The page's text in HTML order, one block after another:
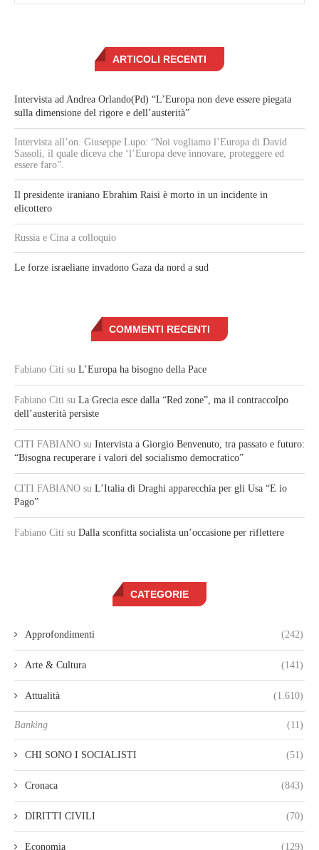
ARTICOLI RECENTI
Intervista ad Andrea Orlando(Pd) “L’Europa non deve essere piegata
sulla dimensione del rigore e dell’austerità”
Intervista all’on. Giuseppe Lupo: “Noi vogliamo l’Europa di David
Sassoli, il quale diceva che ‘l’Europa deve innovare, proteggere ed
essere faro”.
Il presidente iraniano Ebrahim Raisi è morto in un incidente in
elicottero
Russia e Cina a colloquio
Le forze israeliane invadono Gaza da nord a sud
COMMENTI RECENTI
Fabiano Citi su L’Europa ha bisogno della Pace
Fabiano Citi su La Grecia esce dalla “Red zone”, ma il contraccolpo
dell’austerità persiste
CITI FABIANO su Intervista a Giorgio Benvenuto, tra passato e futuro:
“Bisogna recuperare i valori del socialismo democratico”
CITI FABIANO su L’Italia di Draghi apparecchia per gli Usa “E io
Pago”
Fabiano Citi su Dalla sconfitta socialista un’occasione per riflettere
CATEGORIE
Approfondimenti (242)
Arte & Cultura (141)
Attualità (1.610)
Banking (11)
CHI SONO I SOCIALISTI (51)
Cronaca (843)
DIRITTI CIVILI (70)
Economia (129)